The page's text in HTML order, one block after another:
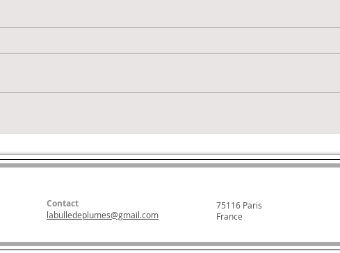
Contact
labulledeplumes@gmail.com
75116 Paris
France